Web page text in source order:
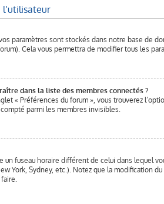
paramètres sont stockés dans notre base de
Cela vous permettra de modifier tous les
dans la liste des membres connectés ?
« Préférences du forum », vous trouverez
parmi les membres invisibles.
un fuseau horaire différent de celui dans lequel
York, Sydney, etc.). Notez que la modification